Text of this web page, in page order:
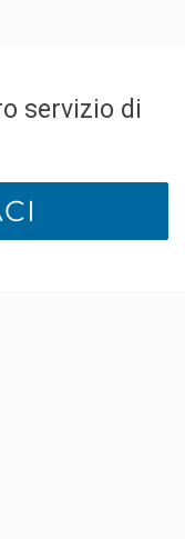
servizio di